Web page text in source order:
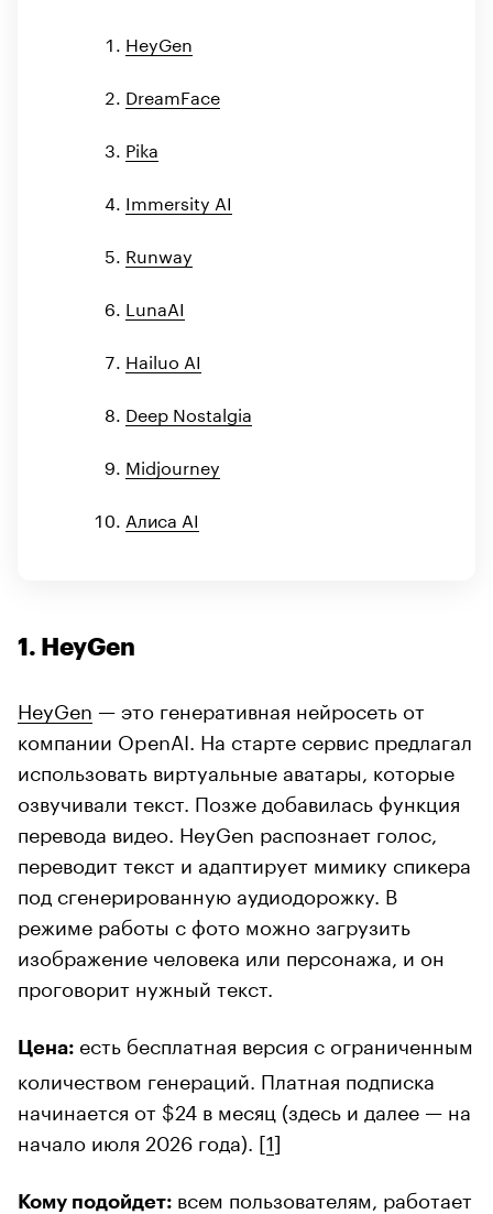
HeyGen
DreamFace
Pika
Immersity AI
Runway
LunaAI
Hailuo AI
Deep Nostalgia
Midjourney
Алиса AI
1. HeyGen
HeyGen — это генеративная нейросеть от
компании OpenAI. На старте сервис предлагал
использовать виртуальные аватары, которые
озвучивали текст. Позже добавилась функция
перевода видео. HeyGen распознает голос,
переводит текст и адаптирует мимику спикера
под сгенерированную аудиодорожку. В
режиме работы с фото можно загрузить
изображение человека или персонажа, и он
проговорит нужный текст.
Цена: есть бесплатная версия с ограниченным
количеством генераций. Платная подписка
начинается от $24 в месяц (здесь и далее — на
начало июля 2026 года). [1]
Кому подойдет: всем пользователям, работает